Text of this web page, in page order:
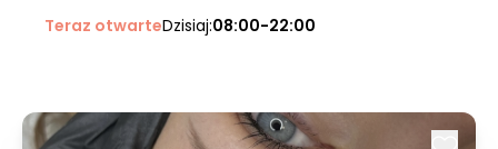
Teraz otwarteDzisiaj:08:00-22:00